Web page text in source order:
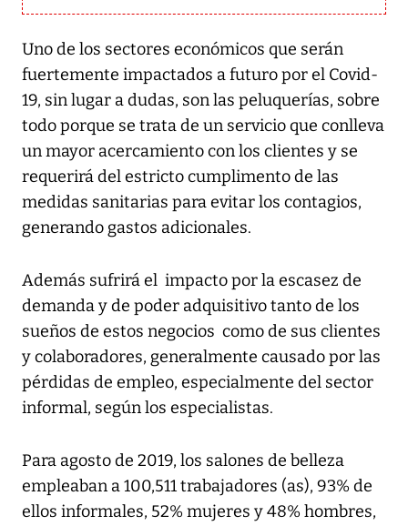
Uno de los sectores económicos que serán
fuertemente impactados a futuro por el Covid-
19, sin lugar a dudas, son las peluquerías, sobre
todo porque se trata de un servicio que conlleva
un mayor acercamiento con los clientes y se
requerirá del estricto cumplimento de las
medidas sanitarias para evitar los contagios,
generando gastos adicionales.
Además sufrirá el impacto por la escasez de
demanda y de poder adquisitivo tanto de los
sueños de estos negocios como de sus clientes
y colaboradores, generalmente causado por las
pérdidas de empleo, especialmente del sector
informal, según los especialistas.
Para agosto de 2019, los salones de belleza
empleaban a 100,511 trabajadores (as), 93% de
ellos informales, 52% mujeres y 48% hombres,